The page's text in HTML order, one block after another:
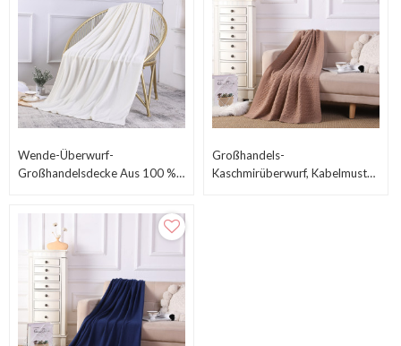
Wende-Überwurf-
Großhandelsdecke Aus 100 %
Großhandels-
Kaschmirüberwurf, Kabelmuster,